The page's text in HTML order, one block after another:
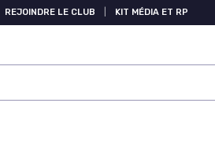
REJOINDRE LE CLUB KIT MÉDIA ET RP